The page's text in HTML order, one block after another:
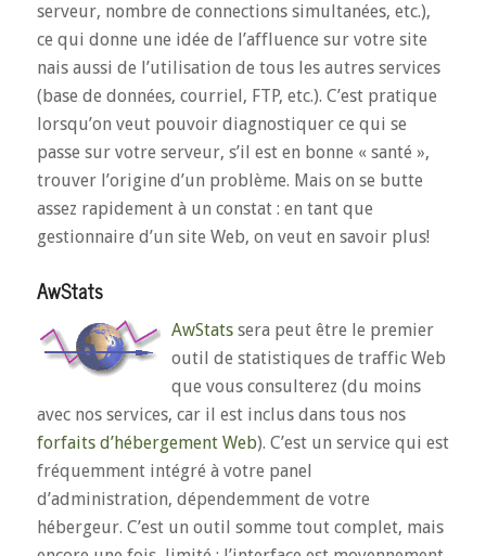
serveur, nombre de connections simultanées, etc.),
ce qui donne une idée de l’affluence sur votre site
nais aussi de l’utilisation de tous les autres services
(base de données, courriel, FTP, etc.). C’est pratique
lorsqu’on veut pouvoir diagnostiquer ce qui se
passe sur votre serveur, s’il est en bonne « santé »,
trouver l’origine d’un problème. Mais on se butte
assez rapidement à un constat : en tant que
gestionnaire d’un site Web, on veut en savoir plus!
AwStats
AwStatssera peut être le premier
outil de statistiques de traffic Web
que vous consulterez (du moins
avec nos services, car il est inclus dans tous nos
forfaits d’hébergement Web). C’est un service qui est
fréquemment intégré à votre panel
d’administration, dépendemment de votre
hébergeur. C’est un outil somme tout complet, mais